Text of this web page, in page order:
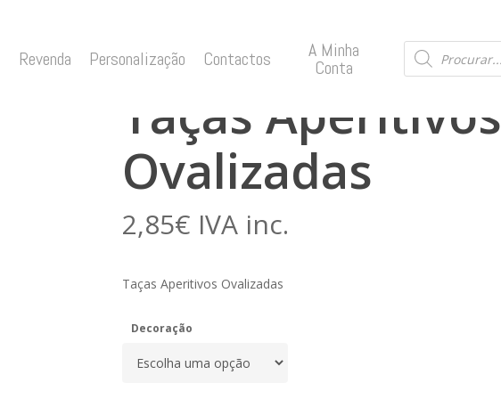
Revenda Personalização Contactos A Minha
Conta
Products
search
Ovalizadas
Taças Aperitivos
Ovalizadas
2,85€ IVA inc.
Taças Aperitivos Ovalizadas
Decoração